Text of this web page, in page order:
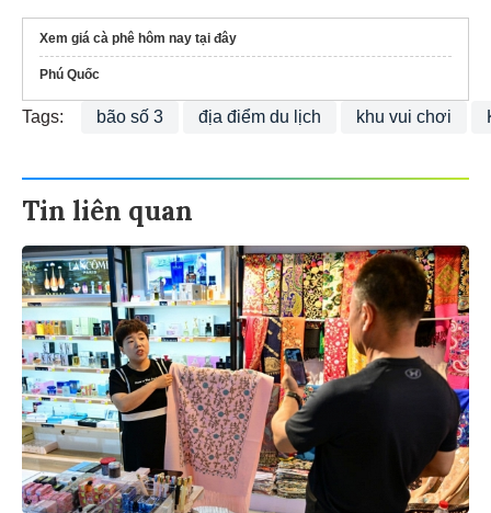
Xem giá cà phê hôm nay tại đây
Phú Quốc
Tags: bão số 3 địa điểm du lịch khu vui chơi
Tin liên quan